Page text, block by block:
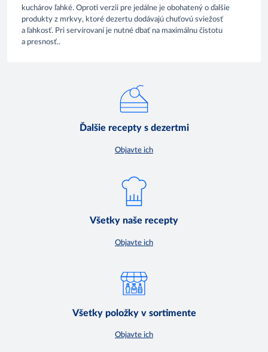
kuchárov ľahké. Oproti verzii pre jedálne je obohatený o ďalšie
produkty z mrkvy, ktoré dezertu dodávajú chuťovú sviežosť
a ľahkosť. Pri servírovaní je nutné dbať na maximálnu čistotu
a presnosť..
Ďalšie recepty s dezertmi
Objavte ich
Všetky naše recepty
Objavte ich
Všetky položky v sortimente
Objavte ich